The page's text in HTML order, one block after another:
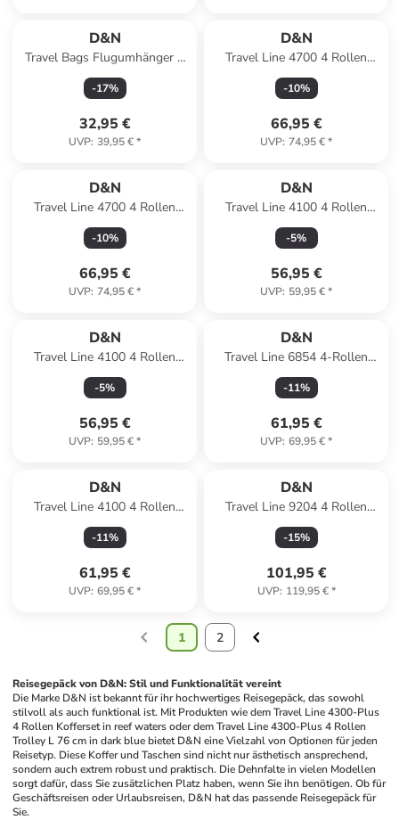
D&N
Travel Bags Flugumhänger II
34 cm in schwarz
-17%
32,95 €
UVP: 39,95 €*
D&N
Travel Line 4700 4 Rollen
Kabinentrolley 55 cm mit
Dehnfalte in black
-10%
66,95 €
UVP: 74,95 €*
D&N
Travel Line 4700 4 Rollen
Kabinentrolley 55 cm mit
Dehnfalte in cream white
-10%
66,95 €
UVP: 74,95 €*
D&N
Travel Line 4100 4 Rollen
Kabinentrolley S 53 cm in
blue
-5%
56,95 €
UVP: 59,95 €*
D&N
Travel Line 4100 4 Rollen
Kabinentrolley S 53 cm in lime
green
-5%
56,95 €
UVP: 59,95 €*
D&N
Travel Line 6854 4-Rollen
Kabinentrolley 55 cm in petrol
-11%
61,95 €
UVP: 69,95 €*
D&N
Travel Line 4100 4 Rollen
Trolley M 64 cm in grey
-11%
61,95 €
UVP: 69,95 €*
D&N
Travel Line 9204 4 Rollen
Trolley L 76 cm mit Dehnfalte
in grau
-15%
101,95 €
UVP: 119,95 €*
1 2
Reisegepäck von D&N: Stil und Funktionalität vereint
Die Marke D&N ist bekannt für ihr hochwertiges Reisegepäck, das sowohl
stilvoll als auch funktional ist. Mit Produkten wie dem Travel Line 4300-Plus
4 Rollen Kofferset in reef waters oder dem Travel Line 4300-Plus 4 Rollen
Trolley L 76 cm in dark blue bietet D&N eine Vielzahl von Optionen für jeden
Reisetyp. Diese Koffer und Taschen sind nicht nur ästhetisch ansprechend,
sondern auch extrem robust und praktisch. Die Dehnfalte in vielen Modellen
sorgt dafür, dass Sie zusätzlichen Platz haben, wenn Sie ihn benötigen. Ob für
Geschäftsreisen oder Urlaubsreisen, D&N hat das passende Reisegepäck für
Sie.